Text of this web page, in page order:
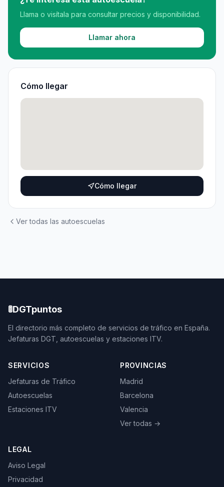
Llama o visítala para consultar precios y disponibilidad.
Llamar ahora
Cómo llegar
Cómo llegar
Ver todas las autoescuelas
🚦DGTpuntos
El directorio más completo de servicios de tráfico en España.
Jefaturas DGT, autoescuelas y estaciones ITV.
SERVICIOS
Jefaturas de Tráfico
Autoescuelas
Estaciones ITV
PROVINCIAS
Madrid
Barcelona
Valencia
Ver todas →
LEGAL
Aviso Legal
Privacidad